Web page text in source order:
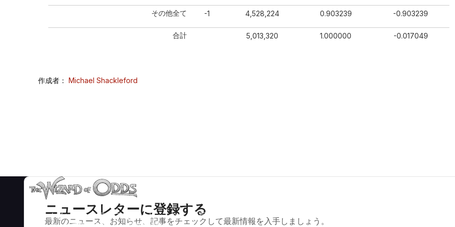
その他全て -1 4,528,224 0.903239 -0.903239
合計 5,013,320 1.000000 -0.017049
作成者： Michael Shackleford
ニュースレターに登録する
最新のニュース、お知らせ、記事をチェックして最新情報を入手しましょう。
ブラックジャック、クラップス、ルーレットなど、数百種類の